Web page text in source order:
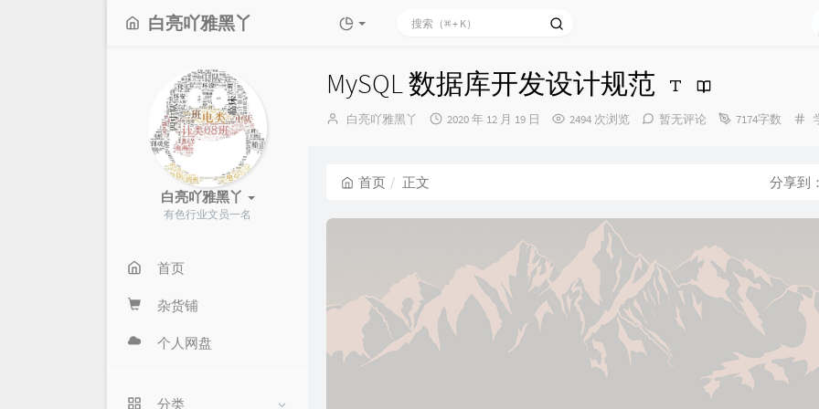
白亮吖雅黑丫
白亮吖雅黑丫
有色行业文员一名
首页
杂货铺
个人网盘
分类
MySQL 数据库开发设计规范
博
白亮吖雅黑丫
发
2020 年 12 月 19 日 2494 次浏览 暂无评论 7174字数
首页 正文 分享到